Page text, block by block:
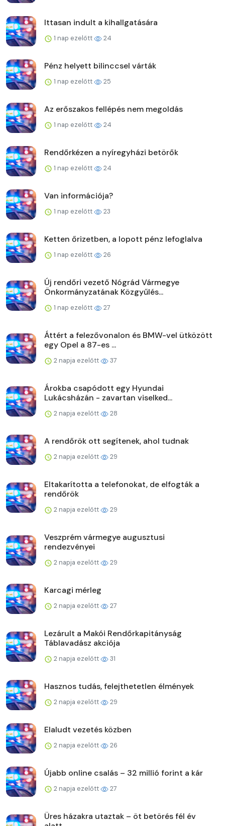
Ittasan indult a kihallgatására
1 nap ezelőtt 24
Pénz helyett bilinccsel várták
1 nap ezelőtt 25
Az erőszakos fellépés nem megoldás
1 nap ezelőtt 24
Rendőrkézen a nyíregyházi betörők
1 nap ezelőtt 24
Van információja?
1 nap ezelőtt 23
Ketten őrizetben, a lopott pénz lefoglalva
1 nap ezelőtt 26
Új rendőri vezető Nógrád Vármegye
Önkormányzatának Közgyűlés...
1 nap ezelőtt 27
Áttért a felezővonalon és BMW-vel ütközött
egy Opel a 87-es ...
2 napja ezelőtt 37
Árokba csapódott egy Hyundai
Lukácsházán - zavartan viselked...
2 napja ezelőtt 28
A rendőrök ott segítenek, ahol tudnak
2 napja ezelőtt 29
Eltakarította a telefonokat, de elfogták a
rendőrök
2 napja ezelőtt 29
Veszprém vármegye augusztusi
rendezvényei
2 napja ezelőtt 29
Karcagi mérleg
2 napja ezelőtt 27
Lezárult a Makói Rendőrkapitányság
Táblavadász akciója
2 napja ezelőtt 31
Hasznos tudás, felejthetetlen élmények
2 napja ezelőtt 29
Elaludt vezetés közben
2 napja ezelőtt 26
Újabb online csalás – 32 millió forint a kár
2 napja ezelőtt 27
Üres házakra utaztak – öt betörés fél év